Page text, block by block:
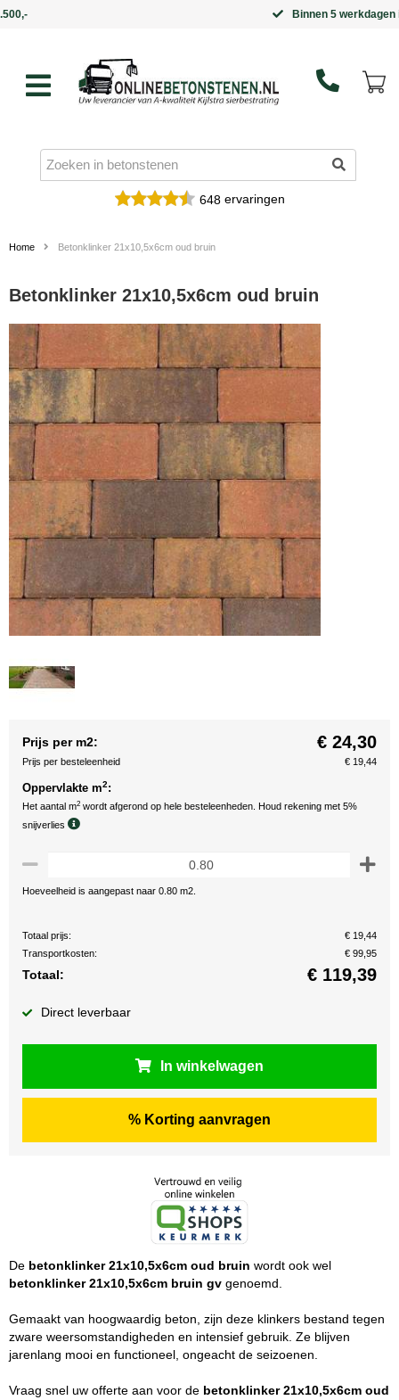
Binnen 5 werkdagen in huis
648ervaringen
Home Betonklinker 21x10,5x6cm oud bruin
Betonklinker 21x10,5x6cm oud bruin
Prijs per m2: € 24,30
Prijs per besteleenheid € 19,44
Oppervlakte m2:
Het aantal m2 wordt afgerond op hele besteleenheden. Houd rekening met 5%
snijverlies
Hoeveelheid is aangepast naar 0.80 m2.
Totaal prijs:
€ 19,44
Transportkosten:
€ 99,95
Totaal: € 119,39
Direct leverbaar
In winkelwagen
% Korting aanvragen
De betonklinker 21x10,5x6cm oud bruin wordt ook wel
betonklinker 21x10,5x6cm bruin gv genoemd.
Gemaakt van hoogwaardig beton, zijn deze klinkers bestand tegen
zware weersomstandigheden en intensief gebruik. Ze blijven
jarenlang mooi en functioneel, ongeacht de seizoenen.
Vraag snel uw offerte aan voor de betonklinker 21x10,5x6cm oud